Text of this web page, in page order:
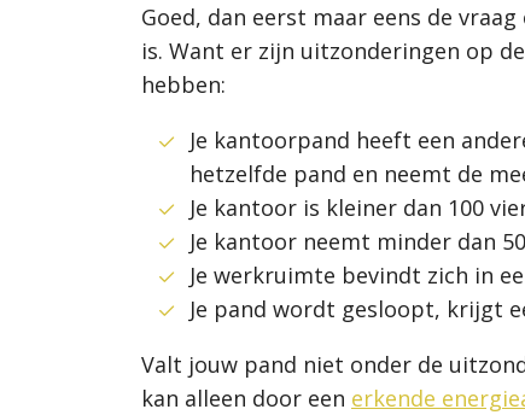
Goed, dan eerst maar eens de
is. Want er zijn uitzonderingen op
hebben:
Je kantoorpand heeft een
hetzelfde pand en neemt de
Je kantoor is kleiner dan 100
Je kantoor neemt minder dan
Je werkruimte bevindt zich in
Je pand wordt gesloopt, krijgt
Valt jouw pand niet onder de
kan alleen door een erkende